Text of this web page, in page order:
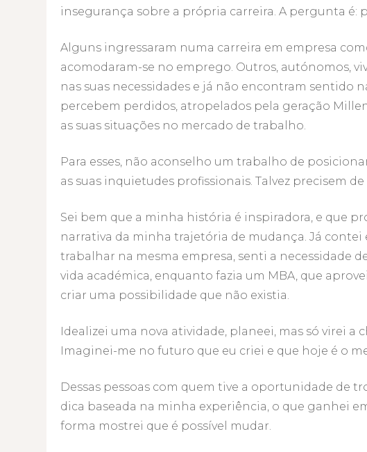
insegurança sobre a própria carreira. A pergunta é:
Alguns ingressaram numa carreira em empresa
acomodaram-se no emprego. Outros, autónomos,
nas suas necessidades e já não encontram sentido
percebem perdidos, atropelados pela geração
as suas situações no mercado de trabalho.
Para esses, não aconselho um trabalho de
as suas inquietudes profissionais. Talvez precisem
Sei bem que a minha história é inspiradora, e que
narrativa da minha trajetória de mudança. Já contei
trabalhar na mesma empresa, senti a necessidade
vida académica, enquanto fazia um MBA, que
criar uma possibilidade que não existia.
Idealizei uma nova atividade, planeei, mas só virei a
Imaginei-me no futuro que eu criei e que hoje é o
Dessas pessoas com quem tive a oportunidade de
dica baseada na minha experiência, o que ganhei
forma mostrei que é possível mudar.